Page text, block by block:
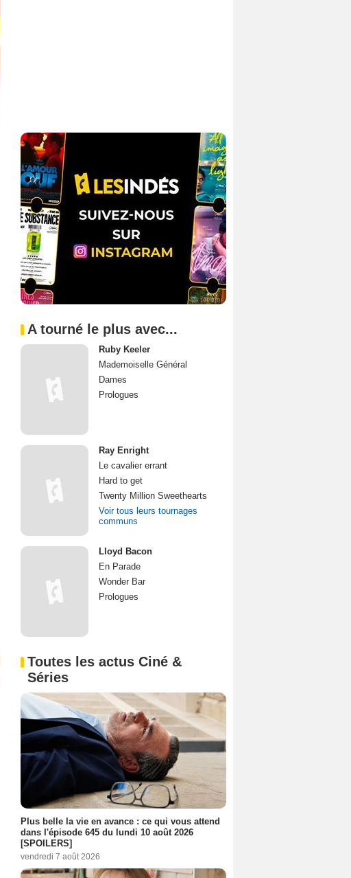
A tourné le plus avec...
Ruby Keeler
Mademoiselle Général
Dames
Prologues
Ray Enright
Le cavalier errant
Hard to get
Twenty Million Sweethearts
Voir tous leurs tournages
communs
Lloyd Bacon
En Parade
Wonder Bar
Prologues
Toutes les actus Ciné &
Séries
Plus belle la vie en avance : ce qui vous attend
dans l'épisode 645 du lundi 10 août 2026
[SPOILERS]
vendredi 7 août 2026